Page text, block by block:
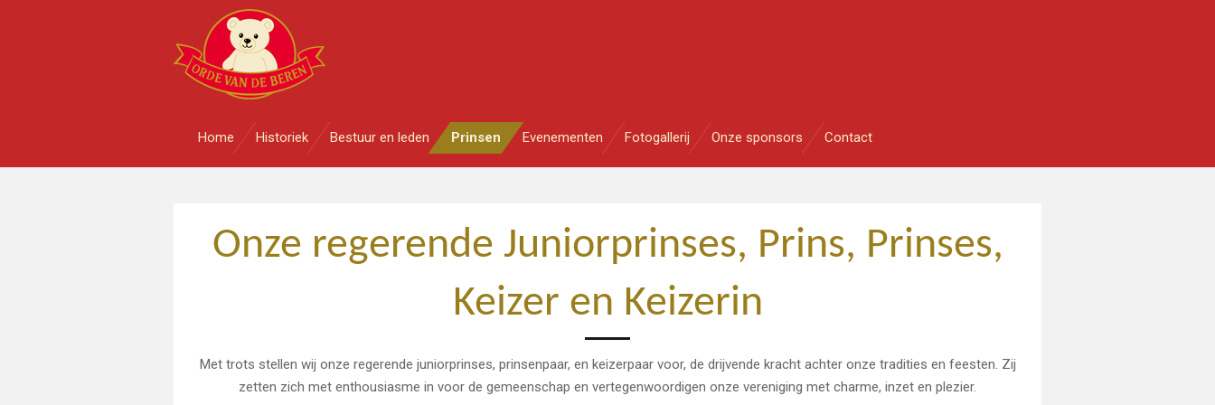
Home Historiek Bestuur en leden Prinsen Evenementen Fotogallerij Onze sponsors Contact
Onze regerende Juniorprinses, Prins, Prinses,
Keizer en Keizerin
Met trots stellen wij onze regerende juniorprinses, prinsenpaar, en keizerpaar voor, de drijvende kracht achter onze tradities en feesten. Zij
zetten zich met enthousiasme in voor de gemeenschap en vertegenwoordigen onze vereniging met charme, inzet en plezier.